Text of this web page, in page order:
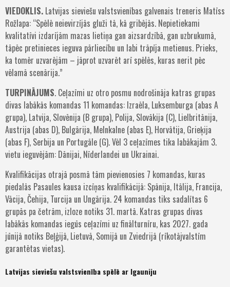
VIEDOKLIS. Latvijas sieviešu valstsvienības galvenais treneris Matīss
Rožlapa: “Spēlē neievirzījās gluži tā, kā gribējās. Nepietiekami
kvalitatīvi izdarījām mazas lietiņa gan aizsardzībā, gan uzbrukumā,
tāpēc pretinieces ieguva pārliecību un labi trāpīja metienus. Prieks,
ka tomēr uzvarējām – jāprot uzvarēt arī spēlēs, kuras nerit pēc
vēlamā scenārija.”
TURPINĀJUMS. Ceļazīmi uz otro posmu nodrošināja katras grupas
divas labākās komandas 11 komandas: Izraēla, Luksemburga (abas A
grupa), Latvija, Slovēnija (B grupa), Polija, Slovākija (C), Lielbritānija,
Austrija (abas D), Bulgārija, Melnkalne (abas E), Horvātija, Grieķija
(abas F), Serbija un Portugāle (G). Vēl 3 ceļazīmes tika labākajām 3.
vietu ieguvējām: Dānijai, Nīderlandei un Ukrainai.
Kvalifikācijas otrajā posmā tām pievienosies 7 komandas, kuras
piedalās Pasaules kausa izcīņas kvalifikācijā: Spānija, Itālija, Francija,
Vācija, Čehija, Turcija un Ungārija. 24 komandas tiks sadalītas 6
grupās pa četrām, izloze notiks 31. martā. Katras grupas divas
labākās komandas iegūs ceļazīmi uz finālturnīru, kas 2027. gada
jūnijā notiks Beļģijā, Lietuvā, Somijā un Zviedrijā (rīkotājvalstīm
garantētas vietas).
Latvijas sieviešu valstsvienība spēlē ar Igauniju